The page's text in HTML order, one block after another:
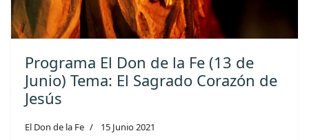
Programa El Don de la Fe (13 de
Junio) Tema: El Sagrado Corazón de
Jesús
El Don de la Fe 15 Junio 2021